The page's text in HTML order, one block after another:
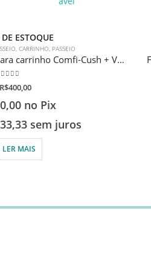
ESTOQUE
,CARRINHO, PASSEIO
Clingo – Kit Almofada para carrinho Comfi-Cush + Ventilador Portátil Articulável
de 5
R$400,00
no Pix
sem juros
LER MAIS